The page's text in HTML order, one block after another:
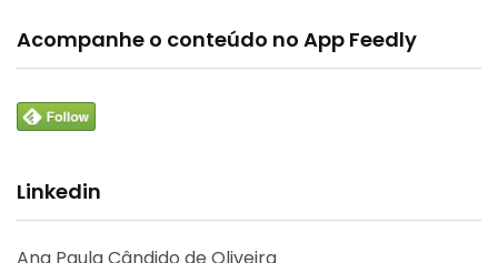
Acompanhe o conteúdo no App Feedly
Linkedin
Ana Paula Cândido de Oliveira